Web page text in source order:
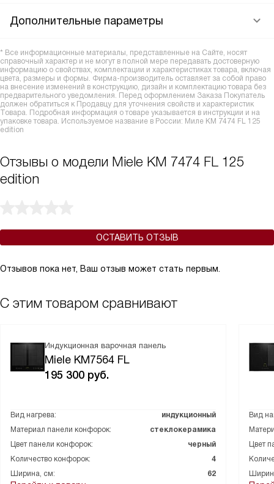
Дополнительные параметры
* Все информационные материалы, представленные на Сайте, носят
справочный характер и не могут в полной мере передавать достоверную
информацию о свойствах, комплектации и характеристиках товара, включая
цвета, размеры и формы. Фирма-производитель оставляет за собой право
на внесение изменений в конструкцию, дизайн и комплектацию товара без
предварительного уведомления. Перед оформлением Заказа Покупатель
должен обратиться к Продавцу для уточнения свойств и характеристик
Товара. Подробная информация о товаре указывается в инструкции и на
упаковке товара. Используемое название в России: Миле KM 7474 FL 125
edition
Отзывы о модели Miele KM 7474 FL 125
edition
ОСТАВИТЬ ОТЗЫВ
Отзывов пока нет, Ваш отзыв может стать первым.
С этим товаром сравнивают
Индукционная варочная панель
Miele KM7564 FL
195 300 руб.
Вид нагрева:
индукционный
Материал панели конфорок:
стеклокерамика
Цвет панели конфорок:
черный
Количество конфорок:
4
Ширина, см:
62
Вид
Цвет